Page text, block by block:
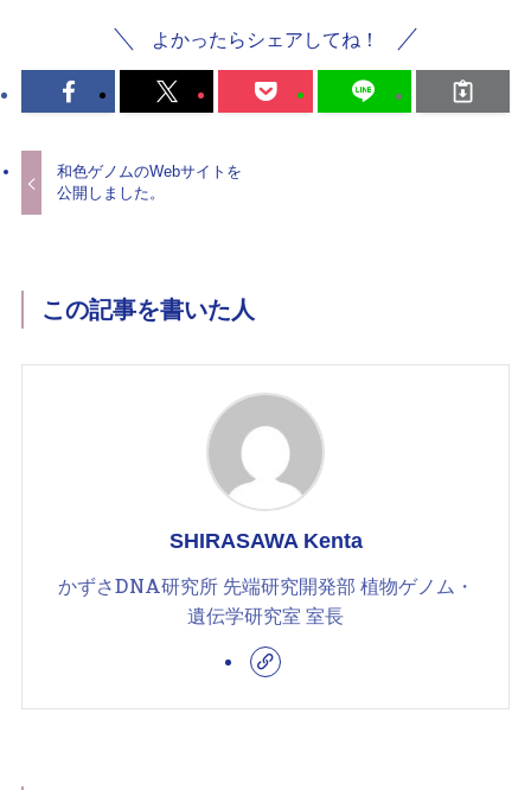
よかったらシェアしてね！
和色ゲノムのWebサイトを
公開しました。
この記事を書いた人
SHIRASAWA Kenta
かずさDNA研究所 先端研究開発部 植物ゲノム・
遺伝学研究室 室長